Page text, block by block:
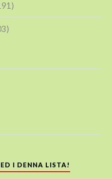
I DENNA LISTA!